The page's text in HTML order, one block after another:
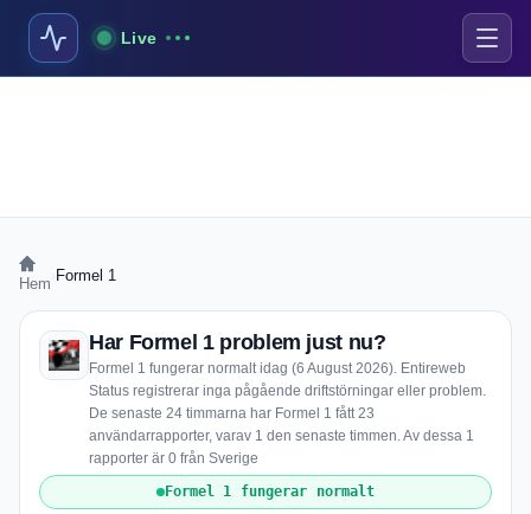
Live
Hem Formel 1
Har Formel 1 problem just nu?
Formel 1 fungerar normalt idag (6 August 2026). Entireweb
Status registrerar inga pågående driftstörningar eller problem.
De senaste 24 timmarna har Formel 1 fått 23
användarrapporter, varav 1 den senaste timmen. Av dessa 1
rapporter är 0 från Sverige
Formel 1 fungerar normalt